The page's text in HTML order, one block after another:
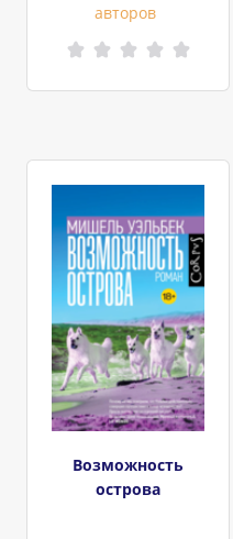
авторов
Возможность
острова